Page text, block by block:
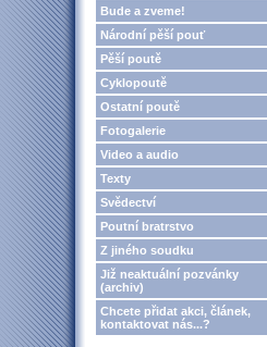
Bude a zveme!
Národní pěší pouť
Pěší poutě
Cyklopoutě
Ostatní poutě
Fotogalerie
Video a audio
Texty
Svědectví
Poutní bratrstvo
Z jiného soudku
Již neaktuální pozvánky
(archiv)
Chcete přidat akci, článek,
kontaktovat nás...?